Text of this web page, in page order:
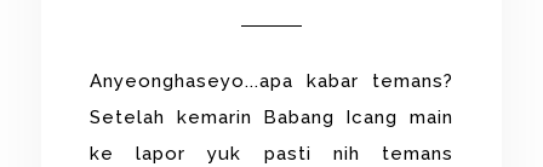
Anyeonghaseyo...apa kabar temans?
Setelah kemarin Babang Icang main
ke lapor yuk pasti nih temans